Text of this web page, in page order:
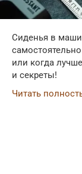
Сиденья в
или когда
и секреты!
Читать